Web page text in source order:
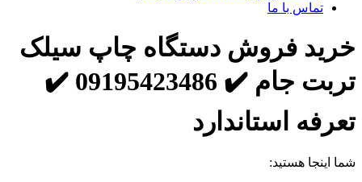
تماس با ما
خرید فروش دستگاه چاپ سیلک
تربت جام ✔️ 09195423486 ✔️
تعرفه استاندارد
شما اینجا هستید: